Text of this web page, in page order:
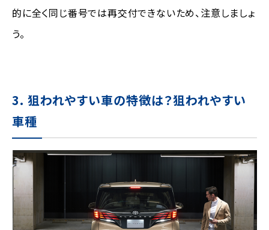
的に全く同じ番号では再交付できないため、注意しましょ
う。
3. 狙われやすい車の特徴は？狙われやすい
車種